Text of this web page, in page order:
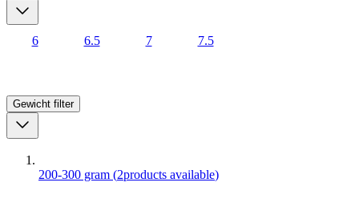
6 6.5 7 7.5
Gewicht filter
200-300 gram (2products available)